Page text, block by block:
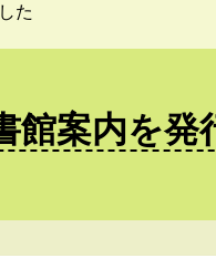
た
館案内を発